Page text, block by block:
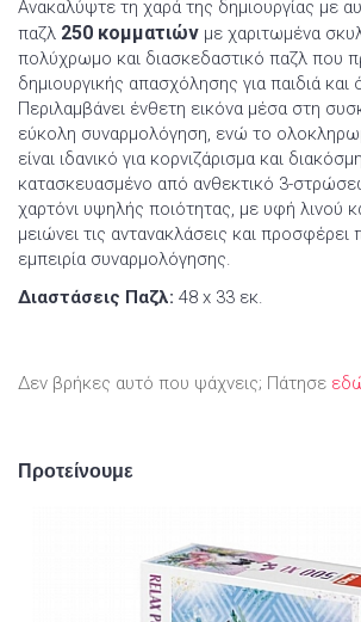
Ανακαλύψτε τη χαρά της δημιουργίας με
παζλ 250 κομματιών με χαριτωμένα
πολύχρωμο και διασκεδαστικό παζλ που
δημιουργικής απασχόλησης για παιδιά και
Περιλαμβάνει ένθετη εικόνα μέσα στη
εύκολη συναρμολόγηση, ενώ το
είναι ιδανικό για κορνιζάρισμα και
κατασκευασμένο από ανθεκτικό 3-
χαρτόνι υψηλής ποιότητας, με υφή λινού
μειώνει τις αντανακλάσεις και προσφέρει
εμπειρία συναρμολόγησης.
Διαστάσεις Παζλ: 48 x 33 εκ.
Δεν βρήκες αυτό που ψάχνεις; Πάτησε
Προτείνουμε